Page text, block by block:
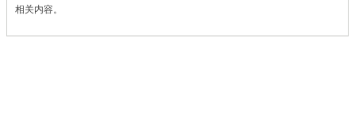
相关内容。